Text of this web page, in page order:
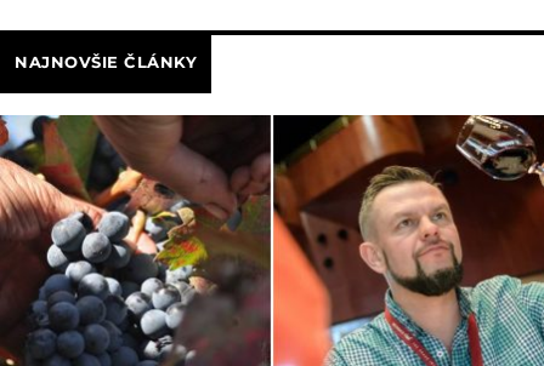
NAJNOVŠIE ČLÁNKY